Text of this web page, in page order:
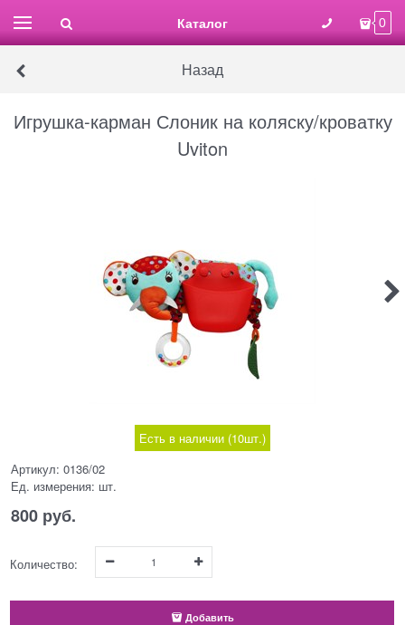
Каталог 0
Назад
Игрушка-карман Слоник на коляску/кроватку
Uviton
Есть в наличии (10шт.)
Артикул: 0136/02
Ед. измерения: шт.
800 руб.
Количество:
Добавить